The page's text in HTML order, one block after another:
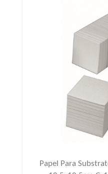
Papel Para